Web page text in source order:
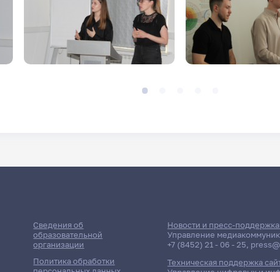
Сведения об
образовательной
организации
Политика обработки
Новости и пресс-
Управление
+7 (8452) 21 - 06 - 25,
Техническая поддержка